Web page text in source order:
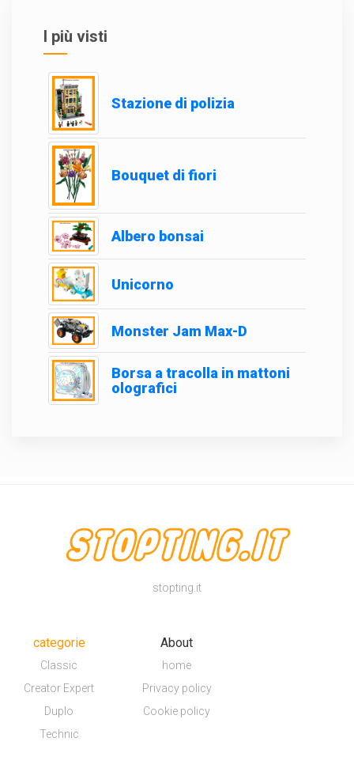
I più visti
Stazione di polizia
Bouquet di fiori
Albero bonsai
Unicorno
Monster Jam Max-D
Borsa a tracolla in mattoni
olografici
stopting.it
categorie
Classic
Creator Expert
Duplo
Technic
About
home
Privacy policy
Cookie policy